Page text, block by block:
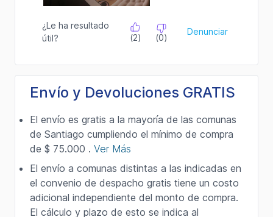
Envío y Devoluciones GRATIS
El envío es gratis a la mayoría de las comunas
de Santiago cumpliendo el mínimo de compra
de $ 75.000 . Ver Más
El envío a comunas distintas a las indicadas en
el convenio de despacho gratis tiene un costo
adicional independiente del monto de compra.
El cálculo y plazo de esto se indica al